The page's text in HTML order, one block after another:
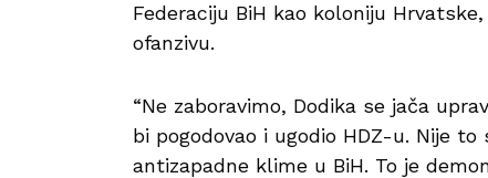
Federaciju BiH kao koloniju
ofanzivu.
“Ne zaboravimo, Dodika se jača
bi pogodovao i ugodio HDZ-u. Nije
antizapadne klime u BiH. To je